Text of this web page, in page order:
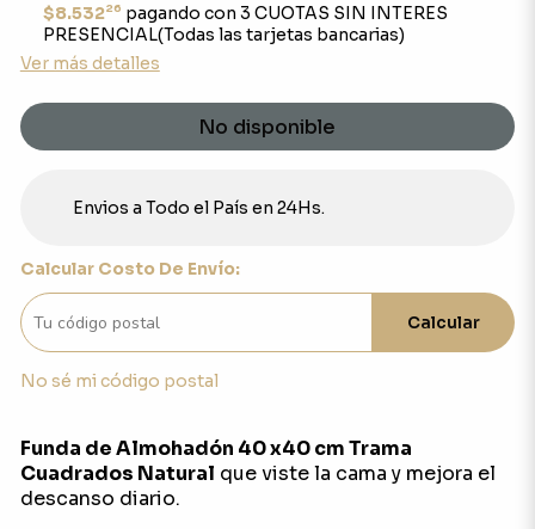
$8.53226 pagando con 3 CUOTAS SIN INTERES
PRESENCIAL(Todas las tarjetas bancarias)
Ver más detalles
No disponible
Envios a Todo el País en 24Hs.
Calcular Costo De Envío:
Calcular
No sé mi código postal
Funda de Almohadón 40 x40 cm Trama
Cuadrados Natural que viste la cama y mejora el
descanso diario.